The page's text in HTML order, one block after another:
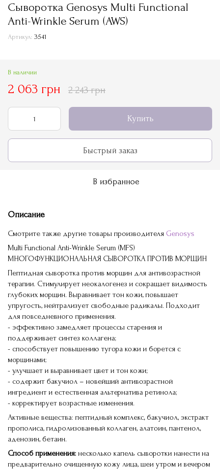
Сыворотка Genosys Multi Functional
Anti-Wrinkle Serum (AWS)
Артикул: 3541
В наличии
2 063 грн 2 243 грн
Купить
Быстрый заказ
В избранное
Описание
Смотрите также другие товары производителя Genosys
Multi Functional Anti-Wrinkle Serum (MFS)
МНОГОФУНКЦИОНАЛЬНАЯ СЫВОРОТКА ПРОТИВ МОРЩИН
Пептидная сыворотка против морщин для антивозрастной
терапии. Стимулирует неокалогенез и сокращает видимость
глубоких морщин. Выравнивает тон кожи, повышает
упругость, нейтрализует свободные радикалы. Подходит
для повседневного применения.
- эффективно замедляет процессы старения и
поддерживает синтез коллагена;
- способствует повышению тугора кожи и борется с
морщинами;
- улучшает и выравнивает цвет и тон кожи;
- содержит бакучиол – новейший антивозрастной
ингредиент и естественная альтернатива ретинола;
- корректирует возрастные изменения.
Активные вещества: пептидный комплекс, бакучиол, экстракт
прополиса, гидролизованный коллаген, алатоин, пантенол,
аденозин, бетаин.
Способ применения: несколько капель сыворотки нанести на
предварительно очищенную кожу лица, шеи утром и вечером